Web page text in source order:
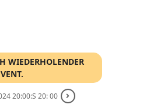
WIEDERHOLENDER
20:00:S 20: 00